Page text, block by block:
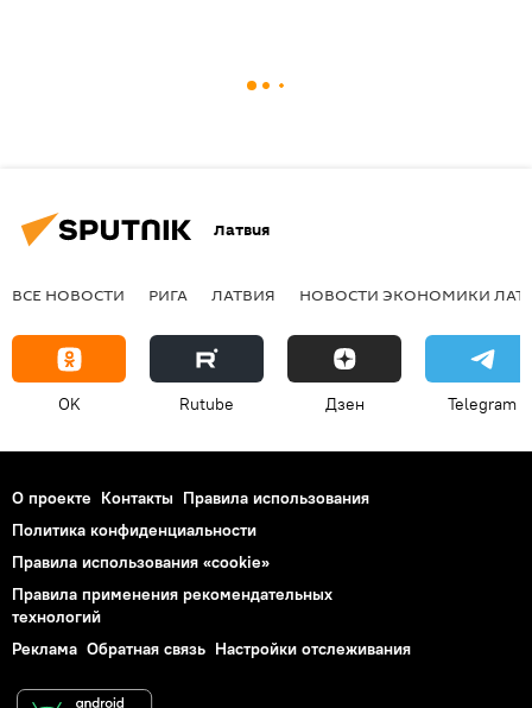
Латвия
ВСЕ НОВОСТИ РИГА ЛАТВИЯ НОВОСТИ ЭКОНОМИКИ
OK Rutube Дзен Telegram
О проекте Контакты Правила использования
Политика конфиденциальности
Правила использования «cookie»
Правила применения рекомендательных
технологий
Реклама Обратная связь Настройки отслеживания